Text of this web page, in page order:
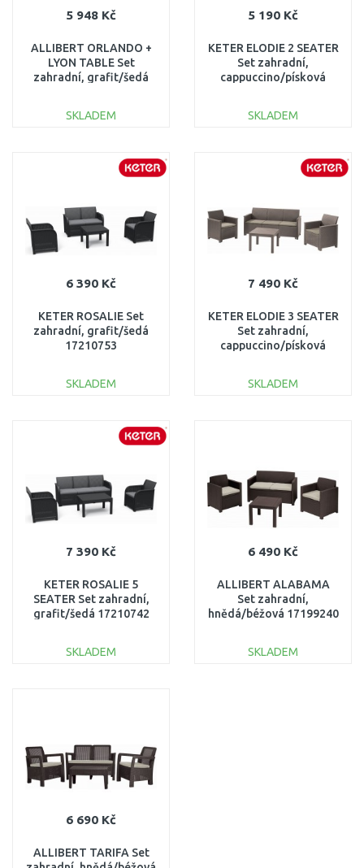
5 948 Kč
ALLIBERT ORLANDO +
LYON TABLE Set
zahradní, grafit/šedá
SKLADEM
5 190 Kč
KETER ELODIE 2 SEATER
Set zahradní,
cappuccino/písková
SKLADEM
6 390 Kč
KETER ROSALIE Set
zahradní, grafit/šedá
17210753
SKLADEM
7 490 Kč
KETER ELODIE 3 SEATER
Set zahradní,
cappuccino/písková
SKLADEM
7 390 Kč
KETER ROSALIE 5
SEATER Set zahradní,
grafit/šedá 17210742
SKLADEM
6 490 Kč
ALLIBERT ALABAMA
Set zahradní,
hnědá/béžová 17199240
SKLADEM
6 690 Kč
ALLIBERT TARIFA Set